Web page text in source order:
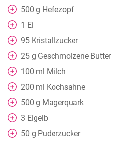
500 g Hefezopf
1 Ei
95 Kristallzucker
25 g Geschmolzene Butter
100 ml Milch
200 ml Kochsahne
500 g Magerquark
3 Eigelb
50 g Puderzucker